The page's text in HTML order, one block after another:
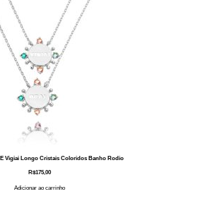
E Vigiai Longo Cristais Coloridos Banho Rodio
R$175,00
Adicionar ao carrinho